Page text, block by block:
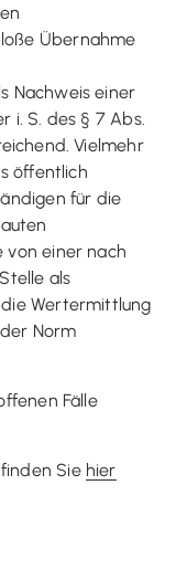
Übernahme
Nachweis einer
i. S. des § 7 Abs.
Vielmehr
öffentlich
für die
von einer nach
als
Wertermittlung
Norm
Fälle
Sie hier